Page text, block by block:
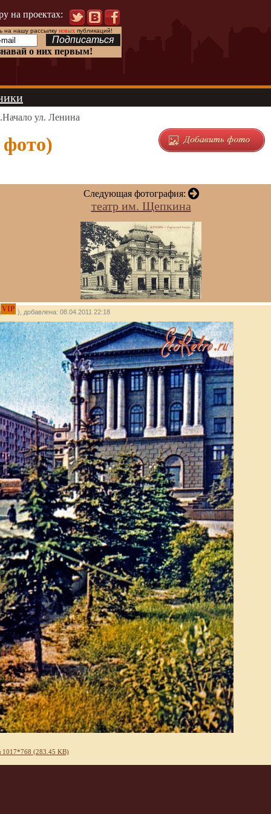
на проектах:
на нашу рассылку новыхпубликаций!
о них первым!
ул. Ленина
Следующая фотография:
театр им. Щепкина
VIP ), добавлена: 08.04.2011 22:18
1017*768 (283.45 KB)